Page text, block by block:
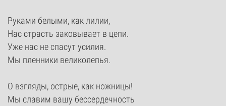
Руками белыми, как лилии,
Нас страсть заковывает в цепи.
Уже нас не спасут усилия.
Мы пленники великолепья.
О взгляды, острые, как ножницы!
Мы славим вашу бессердечность